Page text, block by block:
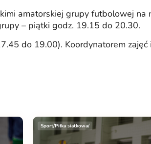
amatorskiej grupy futbolowej na
– piątki godz. 19.15 do 20.30.
do 19.00). Koordynatorem
Sport/Piłka siatkowa/